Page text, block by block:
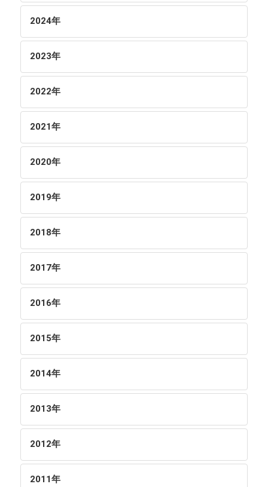
2024年
2023年
2022年
2021年
2020年
2019年
2018年
2017年
2016年
2015年
2014年
2013年
2012年
2011年